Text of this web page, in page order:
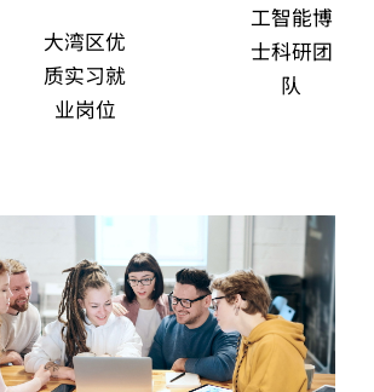
大湾区优
质实习就
业岗位
工智能博
士科研团
队